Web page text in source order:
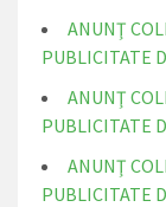
ANUNŢ
PUBLICITATE
ANUNŢ
PUBLICITATE
ANUNŢ
PUBLICITATE